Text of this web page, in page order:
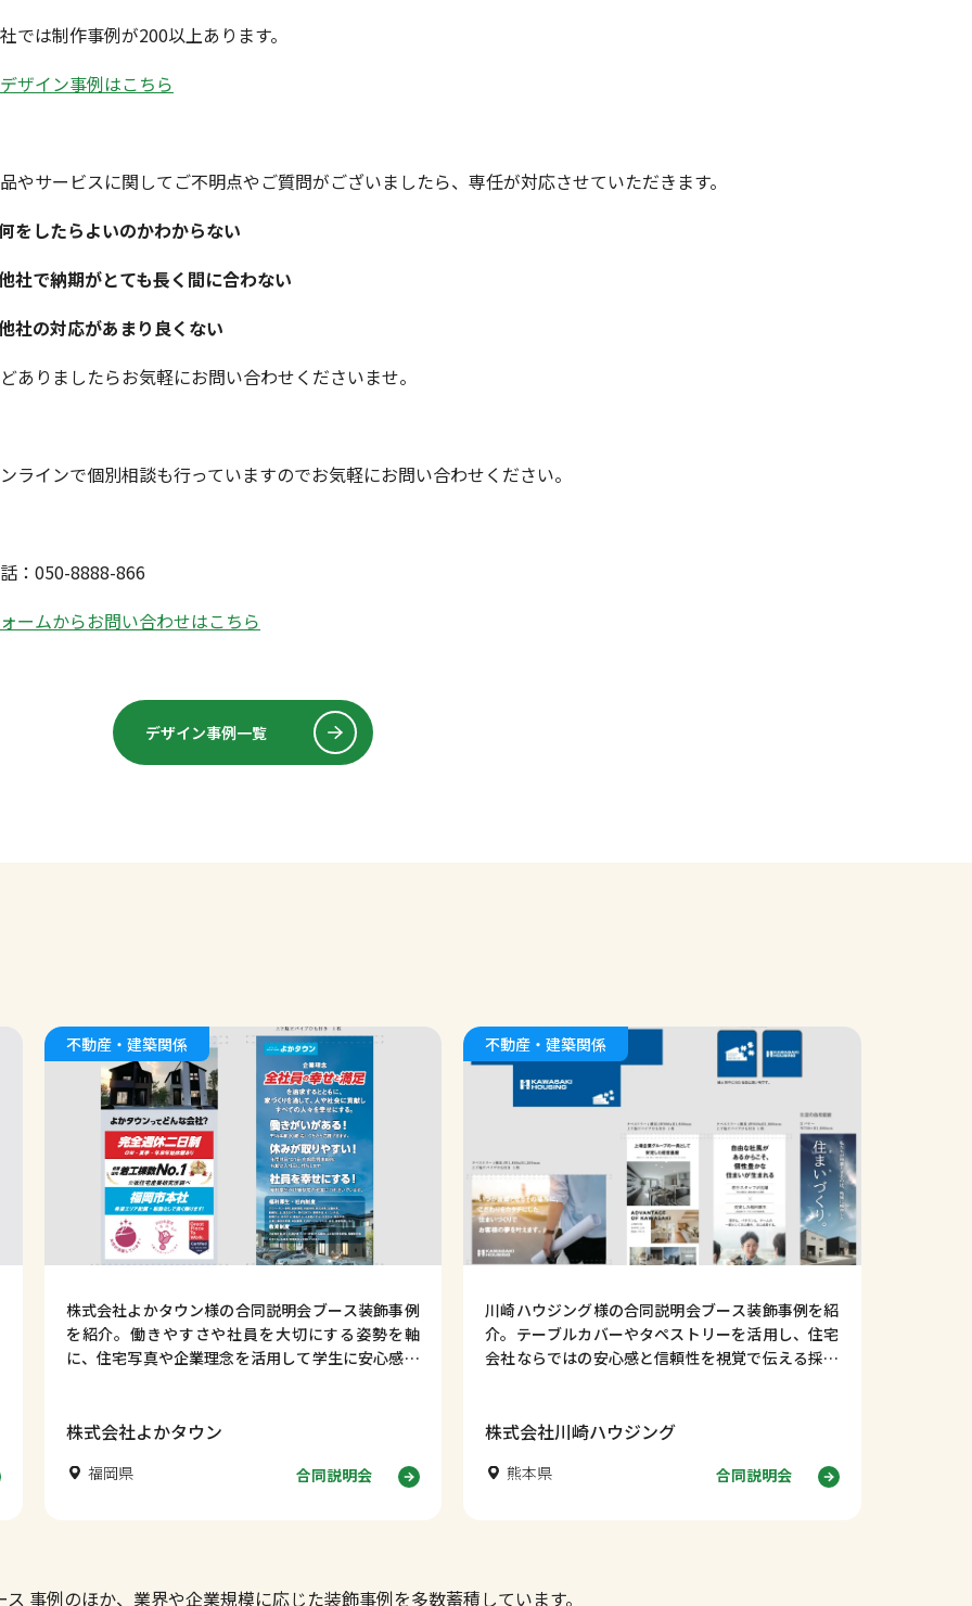
では制作事例が200以上あります。
ザイン事例はこちら
やサービスに関してご不明点やご質問がございましたら、専任が対応させていただきます。
をしたらよいのかわからない
社で納期がとても長く間に合わない
社の対応があまり良くない
ありましたらお気軽にお問い合わせくださいませ。
ラインで個別相談も行っていますのでお気軽にお問い合わせください。
：050-8888-866
ームからお問い合わせはこちら
デザイン事例一覧
不動産・建築関係
株式会社よかタウン様の合同説明会ブース装飾事例
を紹介。働きやすさや社員を大切にする姿勢を軸
に、住宅写真や企業理念を活用して学生に安心感を
株式会社よかタウン
福岡県 合同説明会
不動産・建築関係
川崎ハウジング様の合同説明会ブース装飾事例を紹
介。テーブルカバーやタペストリーを活用し、住宅
会社ならではの安心感と信頼性を視覚で伝える採用
株式会社川崎ハウジング
熊本県 合同説明会
事例のほか、業界や企業規模に応じた装飾事例を多数蓄積しています。